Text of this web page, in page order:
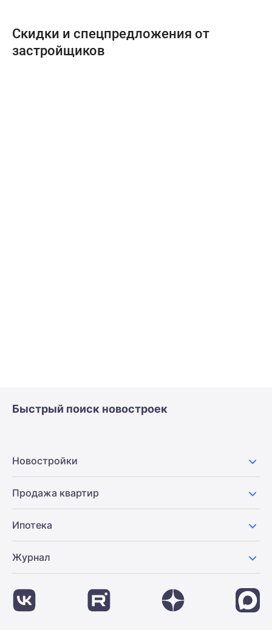
Скидки и спецпредложения от
застройщиков
Быстрый поиск новостроек
Новостройки
Продажа квартир
Ипотека
Журнал